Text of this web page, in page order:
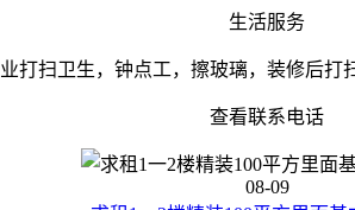
生活服务
打扫卫生，钟点工，擦玻璃，装修后打
查看联系电话
08-09